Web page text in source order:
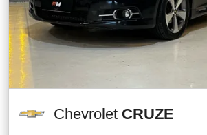
Chevrolet CRUZE